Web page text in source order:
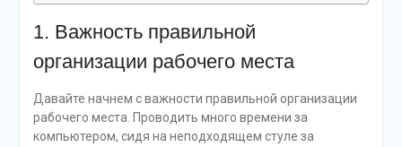
1. Важность правильной
организации рабочего места
Давайте начнем с важности правильной организации
рабочего места. Проводить много времени за
компьютером, сидя на неподходящем стуле за